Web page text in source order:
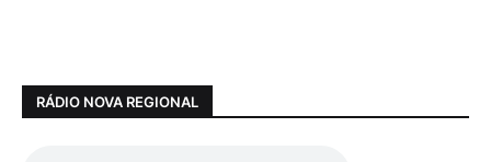
RÁDIO NOVA REGIONAL